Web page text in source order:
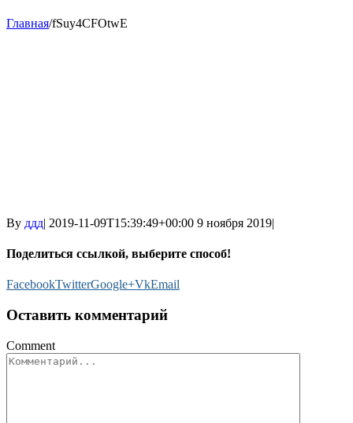
Главная/fSuy4CFOtwE
By ддд| 2019-11-09T15:39:49+00:00 9 ноября 2019|
Поделиться ссылкой, выберите способ!
FacebookTwitterGoogle+VkEmail
Оставить комментарий
Comment